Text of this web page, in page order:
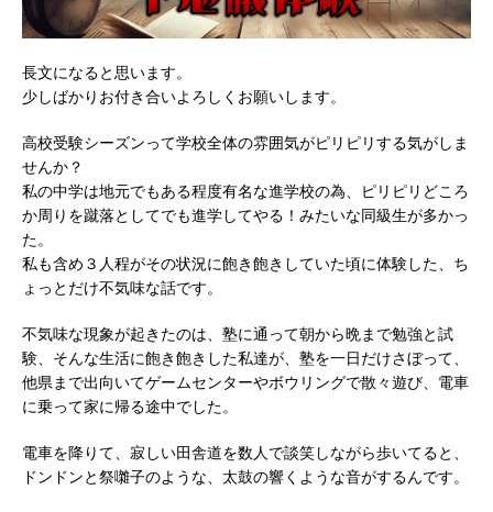
長文になると思います。
少しばかりお付き合いよろしくお願いします。
高校受験シーズンって学校全体の雰囲気がピリピリする気がしま
せんか？
私の中学は地元でもある程度有名な進学校の為、ピリピリどころ
か周りを蹴落としてでも進学してやる！みたいな同級生が多かっ
た。
私も含め３人程がその状況に飽き飽きしていた頃に体験した、ち
ょっとだけ不気味な話です。
不気味な現象が起きたのは、塾に通って朝から晩まで勉強と試
験、そんな生活に飽き飽きした私達が、塾を一日だけさぼって、
他県まで出向いてゲームセンターやボウリングで散々遊び、電車
に乗って家に帰る途中でした。
電車を降りて、寂しい田舎道を数人で談笑しながら歩いてると、
ドンドンと祭囃子のような、太鼓の響くような音がするんです。